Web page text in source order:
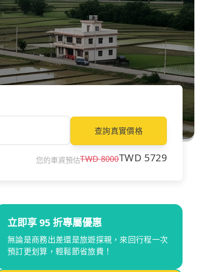
查詢真實價格
您的車資預估TWD8000TWD 5729
立即享 95 折專屬優惠
無論是商務出差還是旅遊探親，來回行程一次
預訂更划算，輕鬆節省旅費！